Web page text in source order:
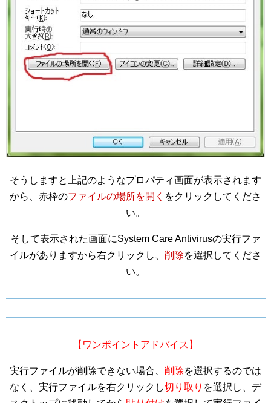
そうしますと上記のようなプロパティ画面が表示されます
から、赤枠のファイルの場所を開く をクリックしてくださ
い。
そして表示された画面にSystem Care Antivirusの実行ファ
イルがありますから右クリックし、 削除を選択してくださ
い。
【ワンポイントアドバイス】
実行ファイルが削除できない場合、 削除を選択するのでは
なく、実行ファイルを右クリックし切り取り を選択し、デ